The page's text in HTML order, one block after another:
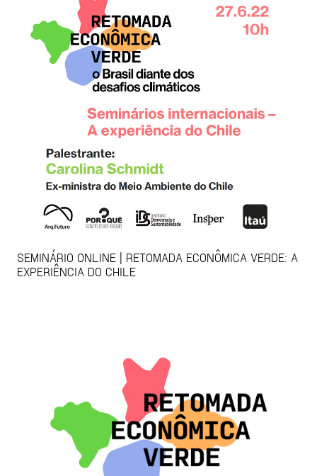
SEMINÁRIO ONLINE | RETOMADA ECONÔMICA VERDE: A
EXPERIÊNCIA DO CHILE